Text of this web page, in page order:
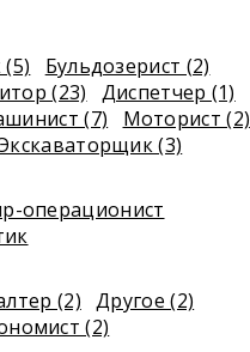
Бульдозерист (2)
(23)
Диспетчер (1)
(7)
Моторист (2)
(3)
операционист
(2) Другое (2)
(2)